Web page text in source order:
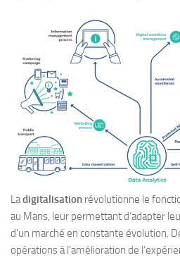
Ladigitalisation révolutionne le
au Mans, leur permettant d’adapter
d’un marché en constante évolution.
opérations à l’amélioration de